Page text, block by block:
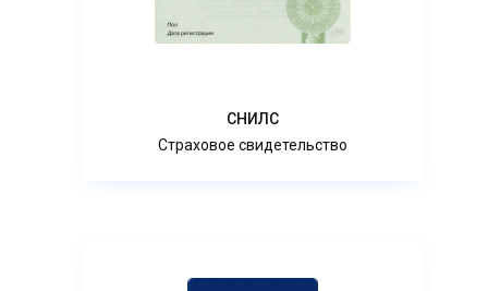
СНИЛС
Страховое свидетельство